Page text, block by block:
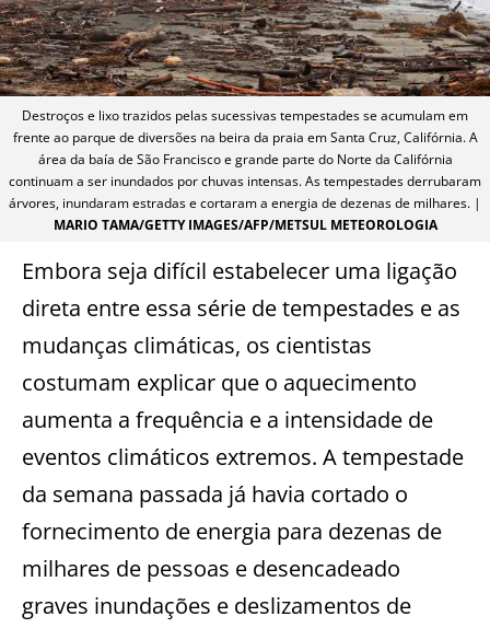
Destroços e lixo trazidos pelas sucessivas tempestades se acumulam em
frente ao parque de diversões na beira da praia em Santa Cruz, Califórnia. A
área da baía de São Francisco e grande parte do Norte da Califórnia
continuam a ser inundados por chuvas intensas. As tempestades derrubaram
árvores, inundaram estradas e cortaram a energia de dezenas de milhares. |
MARIO TAMA/GETTY IMAGES/AFP/METSUL METEOROLOGIA
Embora seja difícil estabelecer uma ligação
direta entre essa série de tempestades e as
mudanças climáticas, os cientistas
costumam explicar que o aquecimento
aumenta a frequência e a intensidade de
eventos climáticos extremos. A tempestade
da semana passada já havia cortado o
fornecimento de energia para dezenas de
milhares de pessoas e desencadeado
graves inundações e deslizamentos de